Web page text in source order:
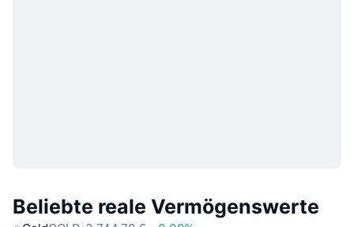
Beliebte reale Vermögenswerte